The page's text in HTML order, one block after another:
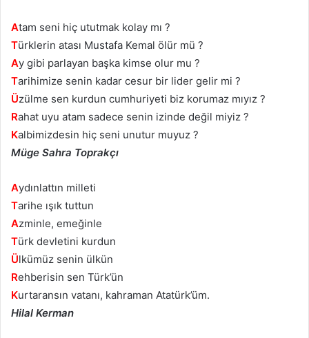
Atam seni hiç ututmak kolay mı ?
Türklerin atası Mustafa Kemal ölür mü ?
Ay gibi parlayan başka kimse olur mu ?
Tarihimize senin kadar cesur bir lider gelir mi ?
Üzülme sen kurdun cumhuriyeti biz korumaz mıyız ?
Rahat uyu atam sadece senin izinde değil miyiz ?
Kalbimizdesin hiç seni unutur muyuz ?
Müge Sahra Toprakçı
Aydınlattın milleti
Tarihe ışık tuttun
Azminle, emeğinle
Türk devletini kurdun
Ülkümüz senin ülkün
Rehberisin sen Türk’ün
Kurtaransın vatanı, kahraman Atatürk’üm.
Hilal Kerman